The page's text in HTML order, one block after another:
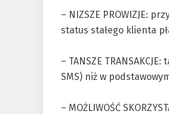
– NIZSZE PROWIZJE:
status stałego klienta
– TANSZE
SMS) niż w
– MOŻLIWOŚĆ